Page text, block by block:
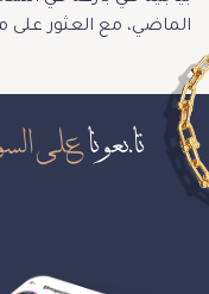
الماضي، مع العثور على
تابعوناعلى